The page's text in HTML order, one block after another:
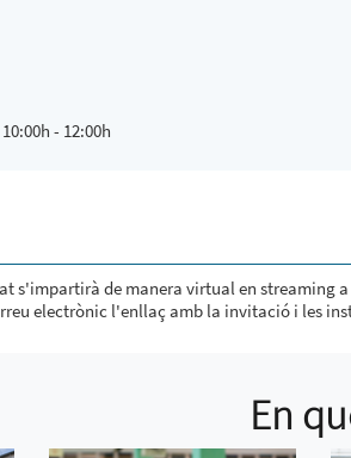
- 12:00h
s'impartirà de manera virtual en streaming
electrònic l'enllaç amb la invitació i les
En